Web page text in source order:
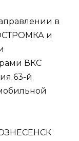
в
и
ВКС
63-й